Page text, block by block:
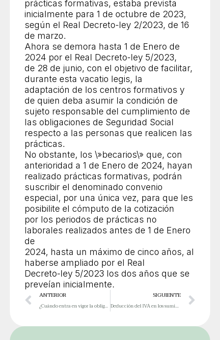
prácticas formativas, estaba prevista
inicialmente para 1 de octubre de 2023,
según el Real Decreto-ley 2/2023, de 16
de marzo.
Ahora se demora hasta 1 de Enero de
2024 por el Real Decreto-ley 5/2023,
de 28 de junio, con el objetivo de facilitar,
durante esta vacatio legis, la
adaptación de los centros formativos y
de quien deba asumir la condición de
sujeto responsable del cumplimiento de
las obligaciones de Seguridad Social
respecto a las personas que realicen las
prácticas.
No obstante, los \»becarios\» que, con
anterioridad a 1 de Enero de 2024, hayan
realizado prácticas formativas, podrán
suscribir el denominado convenio
especial, por una única vez, para que les
posibilite el cómputo de la cotización
por los periodos de prácticas no
laborales realizados antes de 1 de Enero
de
2024, hasta un máximo de cinco años, al
haberse ampliado por el Real
Decreto-ley 5/2023 los dos años que se
preveían inicialmente.
Ant
ANTERIOR
¿Cuándo entra en vigor la obligaciónde certificar los programas defacturación, emitir facturaselectrónicas y enviarlas a la AEAT?
SIGUIENTE
Deducción del IVA en los suministros soportados por los Autónomos en su vivienda